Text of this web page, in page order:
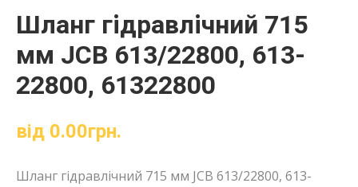
Шланг гідравлічний 715
мм JCB 613/22800, 613-
22800, 61322800
від 0.00грн.
Шланг гідравлічний 715 мм JCB 613/22800, 613-